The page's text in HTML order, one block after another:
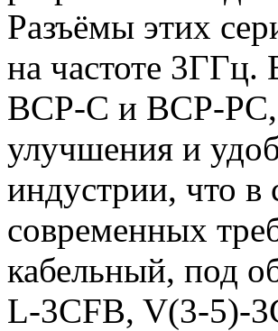
Разъёмы этих
на частоте 3ГГц.
BCP-C и BCP-
улучшения и
индустрии, что в
современных
кабельный, под
L-3CFB, V(3-5)-